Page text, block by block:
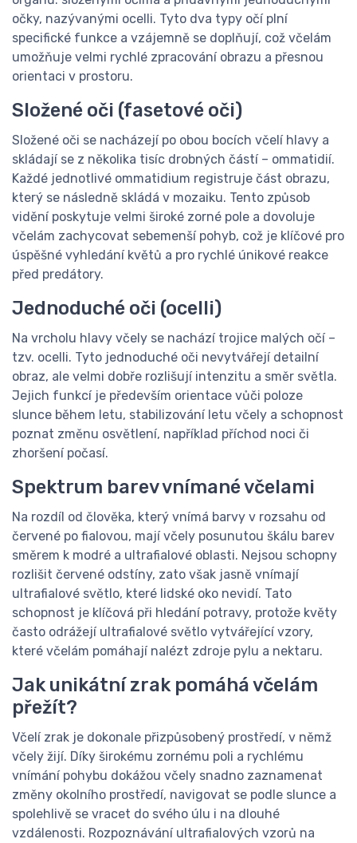
očky, nazývanými ocelli. Tyto dva typy očí plní
specifické funkce a vzájemně se doplňují, což včelám
umožňuje velmi rychlé zpracování obrazu a přesnou
orientaci v prostoru.
Složené oči (fasetové oči)
Složené oči se nacházejí po obou bocích včelí hlavy a
skládají se z několika tisíc drobných částí – ommatidií.
Každé jednotlivé ommatidium registruje část obrazu,
který se následně skládá v mozaiku. Tento způsob
vidění poskytuje velmi široké zorné pole a dovoluje
včelám zachycovat sebemenší pohyb, což je klíčové pro
úspěšné vyhledání květů a pro rychlé únikové reakce
před predátory.
Jednoduché oči (ocelli)
Na vrcholu hlavy včely se nachází trojice malých očí –
tzv. ocelli. Tyto jednoduché oči nevytvářejí detailní
obraz, ale velmi dobře rozlišují intenzitu a směr světla.
Jejich funkcí je především orientace vůči poloze
slunce během letu, stabilizování letu včely a schopnost
poznat změnu osvětlení, například příchod noci či
zhoršení počasí.
Spektrum barev vnímané včelami
Na rozdíl od člověka, který vnímá barvy v rozsahu od
červené po fialovou, mají včely posunutou škálu barev
směrem k modré a ultrafialové oblasti. Nejsou schopny
rozlišit červené odstíny, zato však jasně vnímají
ultrafialové světlo, které lidské oko nevidí. Tato
schopnost je klíčová při hledání potravy, protože květy
často odrážejí ultrafialové světlo vytvářející vzory,
které včelám pomáhají nalézt zdroje pylu a nektaru.
Jak unikátní zrak pomáhá včelám
přežít?
Včelí zrak je dokonale přizpůsobený prostředí, v němž
včely žijí. Díky širokému zornému poli a rychlému
vnímání pohybu dokážou včely snadno zaznamenat
změny okolního prostředí, navigovat se podle slunce a
spolehlivě se vracet do svého úlu i na dlouhé
vzdálenosti. Rozpoznávání ultrafialových vzorů na